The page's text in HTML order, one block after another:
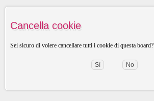
Cancella cookie
Sei sicuro di volere cancellare tutti i cookie di questa board?